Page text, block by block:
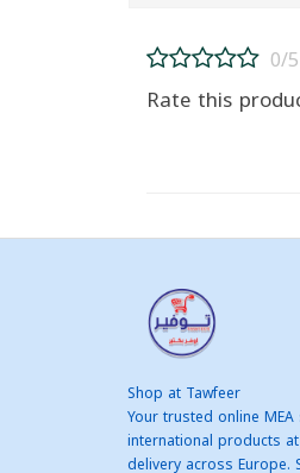
0/5
Rate this
Shop at Tawfeer
Your trusted online
international products
delivery across Europe.